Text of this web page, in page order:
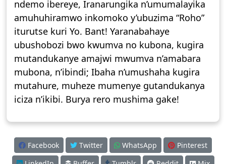
ndemo ibereye, Iranarungika n’umumalayika
amuhuhiramwo inkomoko y’ubuzima “Roho”
iturutse kuri Yo. Bant! Yaranabahaye
ubushobozi bwo kwumva no kubona, kugira
mutandukanye amajwi mwumva n’amabara
mubona, n’ibindi; Ibaha n’umushaha kugira
mutahure, muheze mumenye gutandukanya
iciza n’ikibi. Burya rero mushima gake!
Facebook Twitter WhatsApp
Pinterest